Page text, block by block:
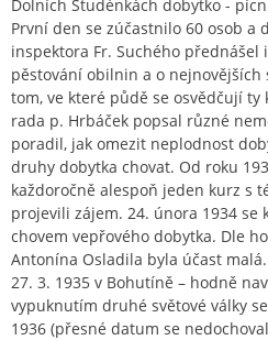
Dolních Studénkách dobytko -
První den se zúčastnilo 60 osob a
inspektora Fr. Suchého přednášel
pěstování obilnin a o nejnovějších
tom, ve které půdě se osvědčují
rada p. Hrbáček popsal různé
poradil, jak omezit neplodnost
druhy dobytka chovat. Od roku
každoročně alespoň jeden kurz s
projevili zájem. 24. února 1934 se
chovem vepřového dobytka. Dle
Antonína Osladila byla účast
27. 3. 1935 v Bohutíně – hodně
vypuknutím druhé světové války
1936 (přesné datum se